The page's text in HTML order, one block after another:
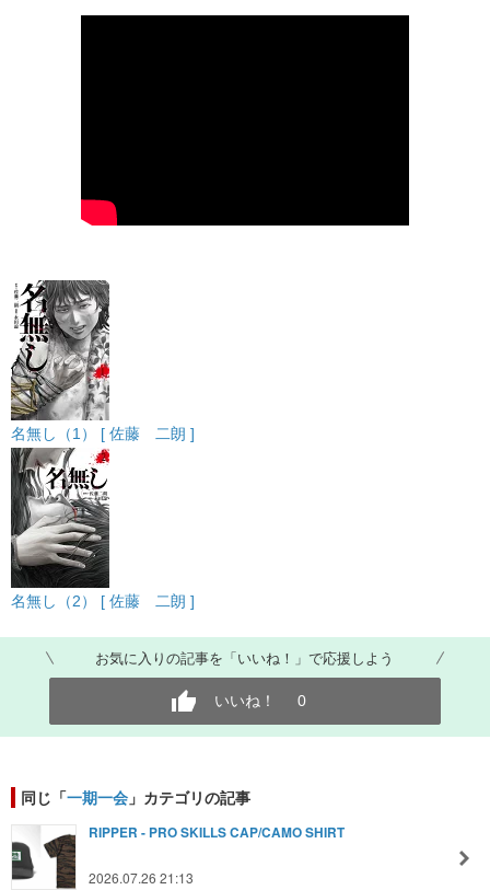
名無し（1） [ 佐藤 二朗 ]
名無し（2） [ 佐藤 二朗 ]
お気に入りの記事を「いいね！」で応援しよう
いいね！ 0
同じ「一期一会 」カテゴリの記事
RIPPER - PRO SKILLS CAP/CAMO SHIRT
2026.07.26 21:13